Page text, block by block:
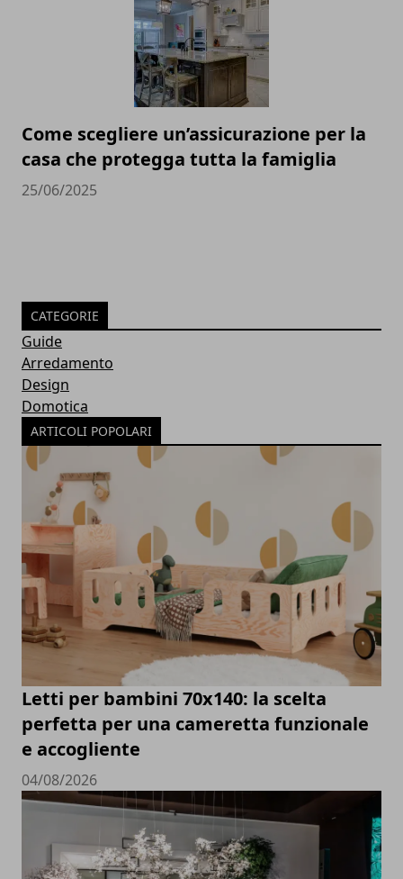
Come scegliere un’assicurazione per la
casa che protegga tutta la famiglia
25/06/2025
CATEGORIE
Guide
Arredamento
Design
Domotica
ARTICOLI POPOLARI
Letti per bambini 70x140: la scelta
perfetta per una cameretta funzionale
e accogliente
04/08/2026